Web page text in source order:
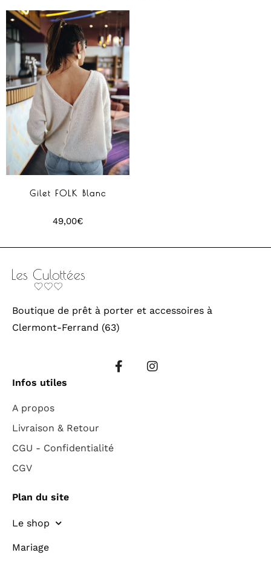
Gilet FOLK Blanc
49,00€
Boutique de prêt à porter et accessoires à
Clermont-Ferrand (63)
Infos utiles
A propos
Livraison & Retour
CGU - Confidentialité
CGV
Plan du site
Le shop
Mariage